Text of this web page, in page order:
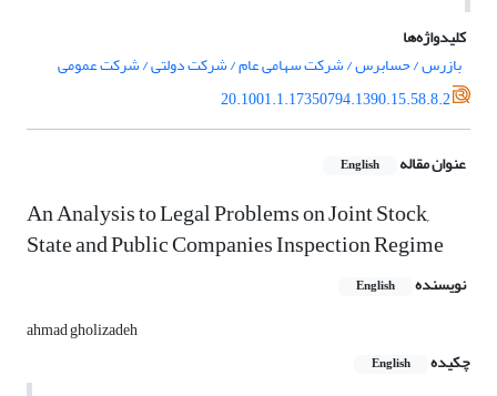
کلیدواژه‌ها
بازرس / حسابرس / شرکت سهامی عام / شرکت دولتی / شرکت عمومی
20.1001.1.17350794.1390.15.58.8.2
عنوان مقاله English
An Analysis to Legal Problems on Joint Stock,
State and Public Companies Inspection Regime
نویسنده English
ahmad gholizadeh
چکیده
English